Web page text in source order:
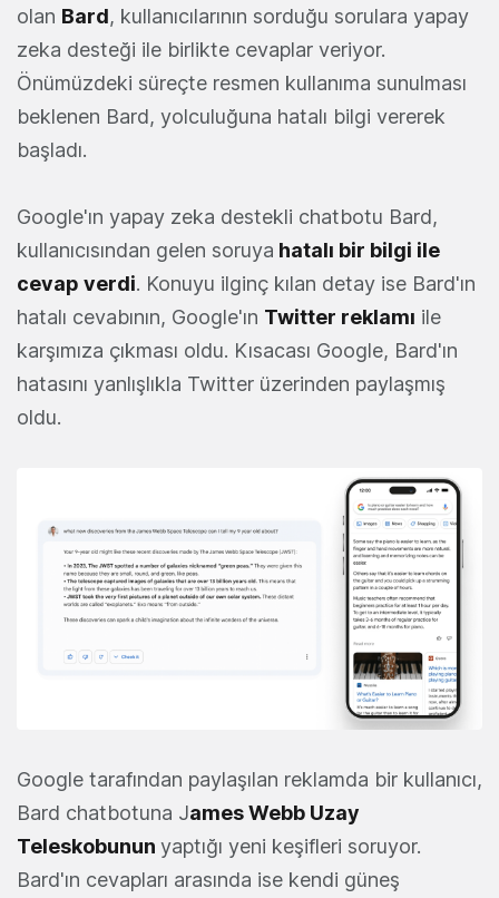
olan Bard, kullanıcılarının sorduğu sorulara yapay
zeka desteği ile birlikte cevaplar veriyor.
Önümüzdeki süreçte resmen kullanıma sunulması
beklenen Bard, yolculuğuna hatalı bilgi vererek
başladı.
Google'ın yapay zeka destekli chatbotu Bard,
kullanıcısından gelen soruya hatalı bir bilgi ile
cevap verdi. Konuyu ilginç kılan detay ise Bard'ın
hatalı cevabının, Google'ın Twitter reklamı ile
karşımıza çıkması oldu. Kısacası Google, Bard'ın
hatasını yanlışlıkla Twitter üzerinden paylaşmış
oldu.
Google tarafından paylaşılan reklamda bir kullanıcı,
Bard chatbotuna James Webb Uzay
Teleskobunun yaptığı yeni keşifleri soruyor.
Bard'ın cevapları arasında ise kendi güneş